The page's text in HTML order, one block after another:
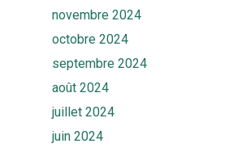
novembre 2024
octobre 2024
septembre 2024
août 2024
juillet 2024
juin 2024